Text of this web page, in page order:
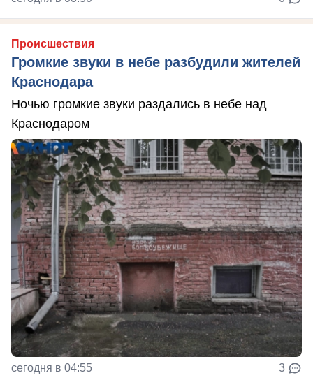
Происшествия
Громкие звуки в небе разбудили жителей
Краснодара
Ночью громкие звуки раздались в небе над
Краснодаром
сегодня в 04:55 3